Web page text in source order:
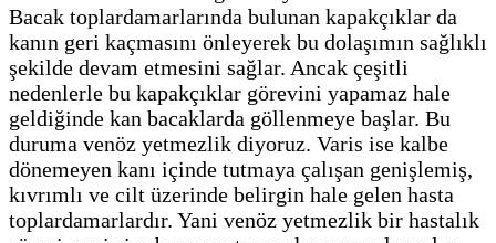
Bacak toplardamarlarında bulunan kapakçıklar da
kanın geri kaçmasını önleyerek bu dolaşımın sağlıklı
şekilde devam etmesini sağlar. Ancak çeşitli
nedenlerle bu kapakçıklar görevini yapamaz hale
geldiğinde kan bacaklarda göllenmeye başlar. Bu
duruma venöz yetmezlik diyoruz. Varis ise kalbe
dönemeyen kanı içinde tutmaya çalışan genişlemiş,
kıvrımlı ve cilt üzerinde belirgin hale gelen hasta
toplardamarlardır. Yani venöz yetmezlik bir hastalık